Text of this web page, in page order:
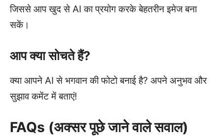
जिससे आप खुद से AI का प्रयोग करके बेहतरीन इमेज बना
सकें।
आप क्या सोचते हैं?
क्या आपने AI से भगवान की फोटो बनाई है? अपने अनुभव और
सुझाव कमेंट में बताएं!
FAQs (अक्सर पूछे जाने वाले सवाल)